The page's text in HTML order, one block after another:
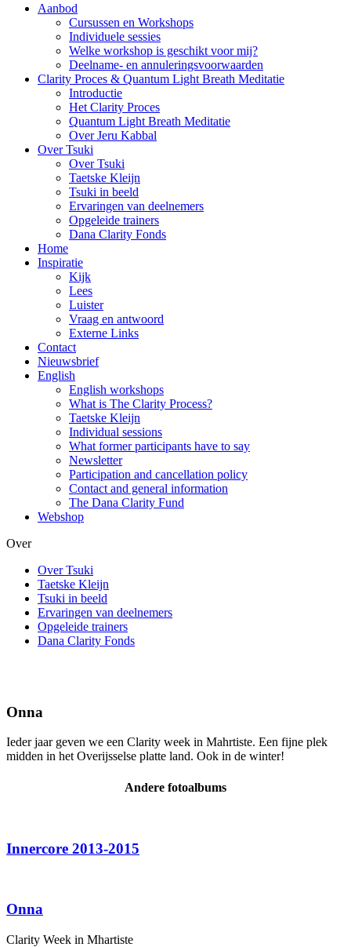
Aanbod
Cursussen en Workshops
Individuele sessies
Welke workshop is geschikt voor mij?
Deelname- en annuleringsvoorwaarden
Clarity Proces & Quantum Light Breath Meditatie
Introductie
Het Clarity Proces
Quantum Light Breath Meditatie
Over Jeru Kabbal
Over Tsuki
Over Tsuki
Taetske Kleijn
Tsuki in beeld
Ervaringen van deelnemers
Opgeleide trainers
Dana Clarity Fonds
Home
Inspiratie
Kijk
Lees
Luister
Vraag en antwoord
Externe Links
Contact
Nieuwsbrief
English
English workshops
What is The Clarity Process?
Taetske Kleijn
Individual sessions
What former participants have to say
Newsletter
Participation and cancellation policy
Contact and general information
The Dana Clarity Fund
Webshop
Over
Over Tsuki
Taetske Kleijn
Tsuki in beeld
Ervaringen van deelnemers
Opgeleide trainers
Dana Clarity Fonds
Onna
Ieder jaar geven we een Clarity week in Mahrtiste. Een fijne plek
midden in het Overijsselse platte land. Ook in de winter!
Andere fotoalbums
Innercore 2013-2015
Onna
Clarity Week in Mhartiste